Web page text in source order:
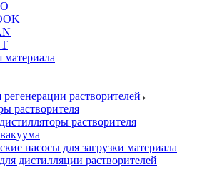
растворителей
растворителя
растворителя
насосы для загрузки материала
дистилляции растворителей